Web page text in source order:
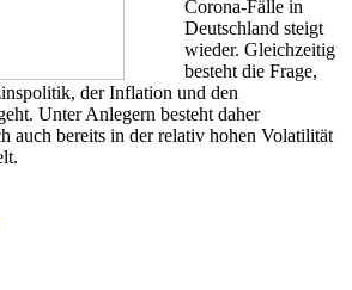
Corona-Fälle in
Deutschland steigt
wieder. Gleichzeitig
besteht die Frage,
der Inflation und den
Unter Anlegern besteht daher
auch bereits in der relativ hohen Volatilität